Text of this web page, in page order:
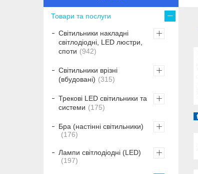
Товари та послуги
Світильники накладні
світлодіодні, LED люстри,
споти
942
Світильники врізні
(вбудовані)
315
Трекові LED світильники та
системи
175
Бра (настінні світильники)
176
Лампи світлодіодні (LED)
197